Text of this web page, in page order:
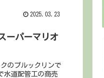
2025.03.23
スーパーマリオ
のブルックリンで
水道配管工の商売